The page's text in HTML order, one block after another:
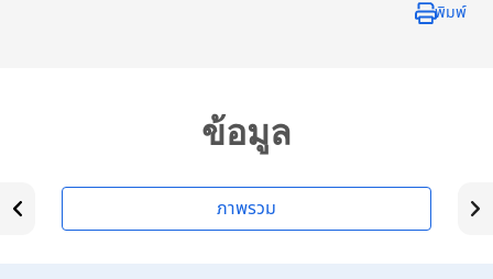
พิมพ์
ข้อมูล
ภาพรวม